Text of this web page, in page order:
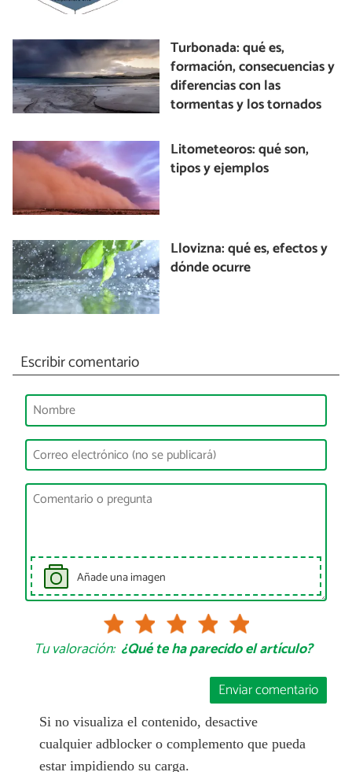
Turbonada: qué es,
formación, consecuencias y
diferencias con las
tormentas y los tornados
Litometeoros: qué son,
tipos y ejemplos
Llovizna: qué es, efectos y
dónde ocurre
Escribir comentario
Añade una imagen
Tu valoración: ¿Qué te ha parecido el artículo?
Enviar comentario
Si no visualiza el contenido, desactive
cualquier adblocker o complemento que pueda
estar impidiendo su carga.